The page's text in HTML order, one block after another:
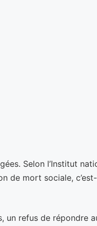
Selon l’Institut
de mort sociale,
un refus de